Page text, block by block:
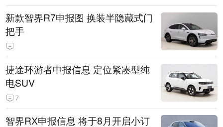
新款智界R7申报图 换装半隐藏式门
把手
捷途环游者申报信息 定位紧凑型纯
电SUV
7
智界RX申报信息 将于8月开启小订